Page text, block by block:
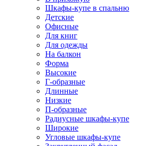
Шкафы-купе в спальню
Детские
Офисные
Для книг
Для одежды
На балкон
Форма
Высокие
Г-образные
Длинные
Низкие
П-образные
Радиусные шкафы-купе
Широкие
Угловые шкафы-купе